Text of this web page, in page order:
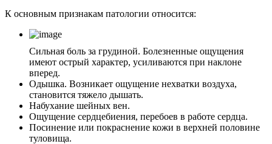
К основным признакам патологии относится:
Сильная боль за грудиной. Болезненные ощущения
имеют острый характер, усиливаются при наклоне
вперед.
Одышка. Возникает ощущение нехватки воздуха,
становится тяжело дышать.
Набухание шейных вен.
Ощущение сердцебиения, перебоев в работе сердца.
Посинение или покраснение кожи в верхней половине
туловища.